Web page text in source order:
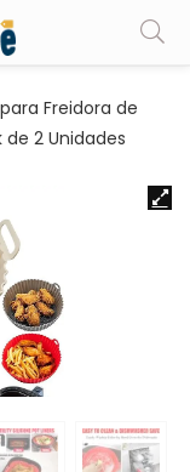
Freidora de
2 Unidades